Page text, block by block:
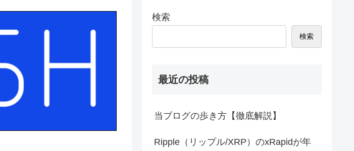
検索
検索
最近の投稿
当ブログの歩き方【徹底解説】
Ripple（リップル/XRP）のxRapidが年